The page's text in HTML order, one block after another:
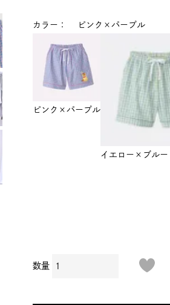
カラー ピンク×パープル
ピンク×パープル
イエロー×ブルー